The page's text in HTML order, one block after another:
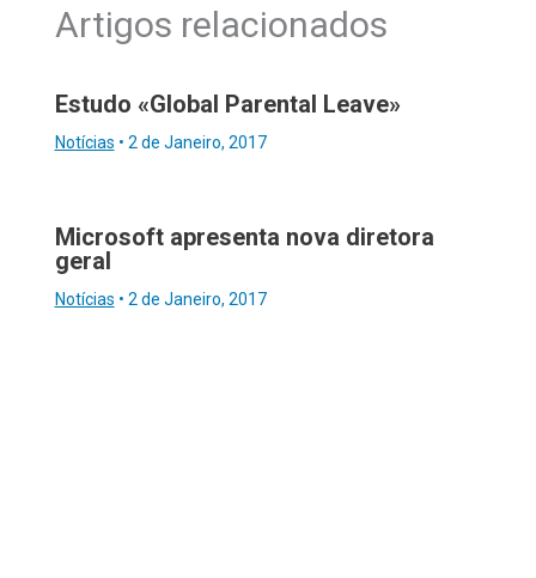
Artigos relacionados
Estudo «Global Parental Leave»
Notícias • 2 de Janeiro, 2017
Microsoft apresenta nova diretora
geral
Notícias • 2 de Janeiro, 2017